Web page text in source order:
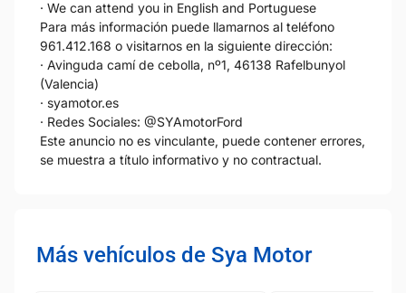
· We can attend you in English and Portuguese
Para más información puede llamarnos al teléfono
961.412.168 o visitarnos en la siguiente dirección:
· Avinguda camí de cebolla, nº1, 46138 Rafelbunyol
(Valencia)
· syamotor.es
· Redes Sociales: @SYAmotorFord
Este anuncio no es vinculante, puede contener errores,
se muestra a título informativo y no contractual.
Más vehículos de Sya Motor